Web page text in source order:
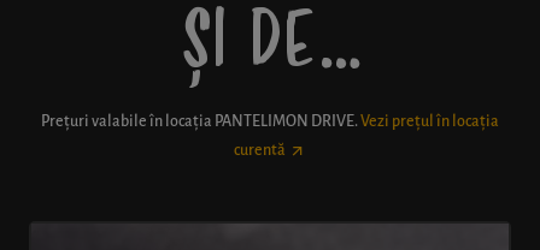
ȘI DE…
Prețuri valabile în locația PANTELIMON DRIVE. Vezi prețul în locația
curentă